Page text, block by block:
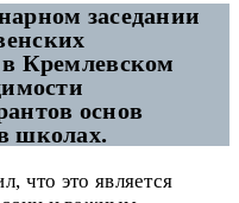
заседании
Кремлевском
основ
школах.
что это является